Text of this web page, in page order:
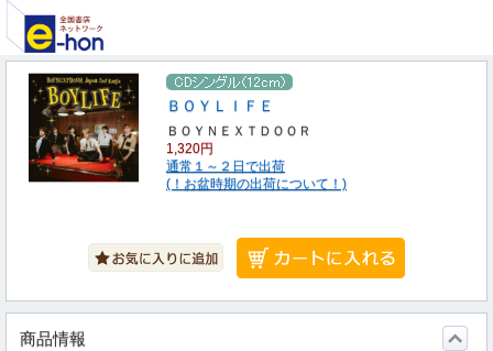
ＢＯＹＬＩＦＥ
ＢＯＹＮＥＸＴＤＯＯＲ
1,320円
通常１～２日で出荷
(！お盆時期の出荷について！)
商品情報